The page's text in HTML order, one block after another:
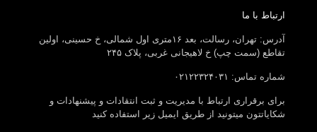
ارتباط با ما
آدرس: تهران، رسالت، بعد ۱۶متری اول شمالی، خ حسینی، اولین
تقاطع (سمت چپ) خ لاهیجانی غربی، پلاک ۲۴۵
شماره تماس: ۰۲۱۲۲۳۲۴۰۳۱
برای برقراری ارتباط با مدیریت و ثبت انتقادات و پیشنهادات و
شکایاتتون میتونید از طریق ایمیل زیر استفاده کنید